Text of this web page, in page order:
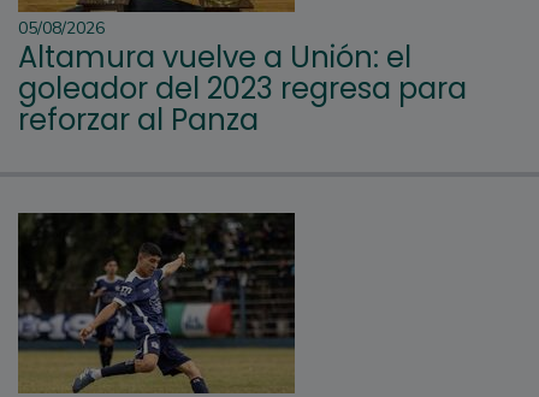
05/08/2026
Altamura vuelve a Unión: el
goleador del 2023 regresa para
reforzar al Panza